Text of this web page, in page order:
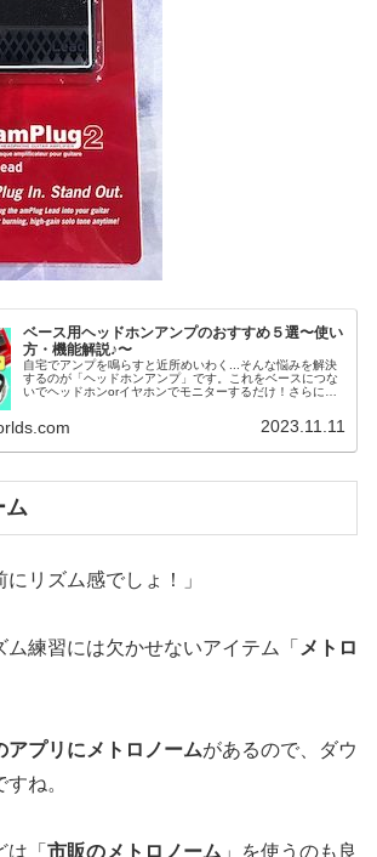
ベース用ヘッドホンアンプのおすすめ５選〜使い
方・機能解説♪〜
自宅でアンプを鳴らすと近所めいわく...そんな悩みを解決
するのが「ヘッドホンアンプ」です。これをベースにつな
いでヘッドホンorイヤホンでモニターするだけ！さらに外
2023.11.11
ム
にリズム感でしょ！」
ム練習には欠かせないアイテム「 メトロ
アプリにメトロノームがあるので、ダウ
ね。
「 市販のメトロノーム 」を使うのも良